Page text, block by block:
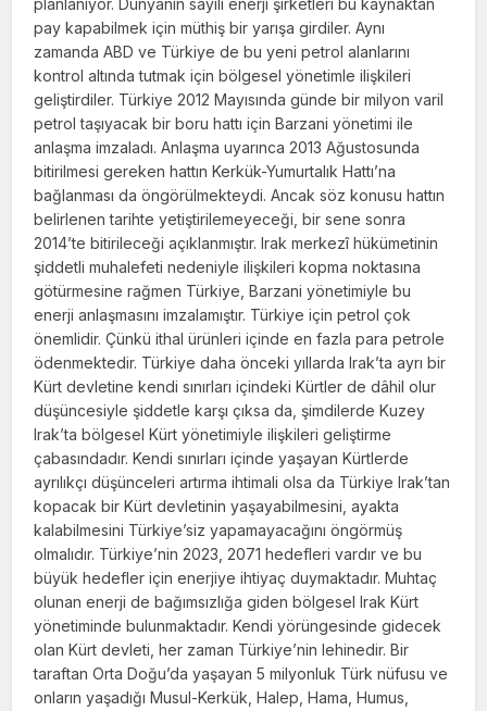
planlanıyor. Dünyanın sayılı enerji şirketleri bu kaynaktan
pay ka­pabilmek için müthiş bir yarışa girdiler. Aynı
zamanda ABD ve Türkiye de bu yeni petrol alanlarını
kontrol altında tutmak için bölge­sel yönetimle ilişkileri
geliştirdiler. Türkiye 2012 Mayısında günde bir milyon varil
petrol taşıyacak bir boru hattı için Barzani yöneti­mi ile
anlaşma imzaladı. Anlaşma uyarınca 2013 Ağustosunda
bitirilmesi gereken hattın Kerkük-Yumurtalık Hattı’na
bağlanması da öngörülmekteydi. Ancak söz konusu hattın
belirlenen tarihte yetiştirilemeyeceği, bir sene sonra
2014’te bitirileceği açıklanmıştır. Irak merkezî hükümetinin
şiddetli muhalefeti ne­deniyle ilişkileri kopma noktasına
götürmesi­ne rağmen Türkiye, Barzani yönetimiyle bu
enerji anlaşmasını imzalamıştır. Türkiye için petrol çok
önemlidir. Çünkü ithal ürünleri içinde en fazla para petrole
ödenmektedir. Türkiye daha önceki yıllarda Irak’ta ayrı bir
Kürt devletine kendi sınırları içindeki Kürt­ler de dâhil olur
düşüncesiyle şiddetle karşı çıksa da, şimdilerde Kuzey
Irak’ta bölgesel Kürt yönetimiyle ilişkileri geliştirme
çabasındadır. Kendi sınırla­rı içinde yaşayan Kürtlerde
ayrılıkçı düşünce­leri artırma ihtimali olsa da Türkiye Irak’tan
kopacak bir Kürt devletinin yaşayabilmesini, ayakta
kalabilmesini Türkiye’siz yapamayaca­ğını öngörmüş
olmalıdır. Türkiye’nin 2023, 2071 hedefleri vardır ve bu
büyük hedefler için enerjiye ihtiyaç duymaktadır. Muhtaç
olunan enerji de bağımsızlığa giden bölgesel Irak Kürt
yönetiminde bulunmaktadır. Kendi yörüngesinde gidecek
olan Kürt devleti, her zaman Türki­ye’nin lehinedir. Bir
taraftan Orta Doğu’da yaşayan 5 milyonluk Türk nüfusu ve
onların yaşadığı Musul-Kerkük, Halep, Hama, Hu­mus,